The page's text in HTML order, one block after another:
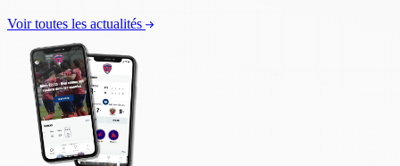
Voir toutes les actualités